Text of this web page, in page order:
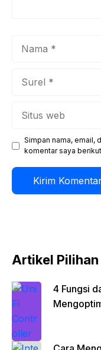
Simpan nama, email,
komentar saya
Artikel Pilihan
4 Fungsi